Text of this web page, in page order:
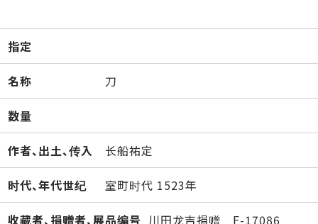
指定
名称 刀
数量
作者、出土、传入 长船祐定
时代、年代世纪 室町时代 1523年
收藏者、捐赠者、展品编号 川田龙吉捐赠 F-17086